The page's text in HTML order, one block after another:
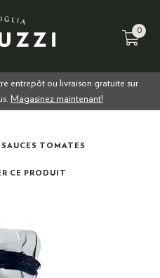
0
entrepôt ou livraison gratuite sur
Magasinez maintenant!
SAUCES TOMATES
CE PRODUIT